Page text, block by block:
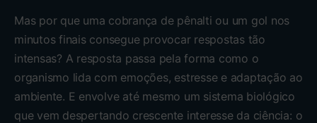
Mas por que uma cobrança de pênalti ou um gol nos
minutos finais consegue provocar respostas tão
intensas? A resposta passa pela forma como o
organismo lida com emoções, estresse e adaptação ao
ambiente. E envolve até mesmo um sistema biológico
que vem despertando crescente interesse da ciência: o